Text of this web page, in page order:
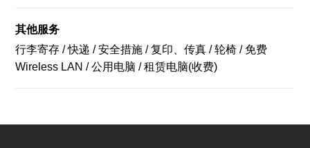
其他服务
行李寄存 / 快递 / 安全措施 / 复印、传真 / 轮椅 / 免费
Wireless LAN / 公用电脑 / 租赁电脑(收费)